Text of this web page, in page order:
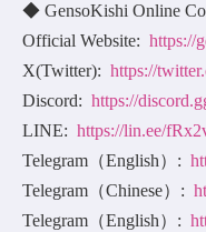
◆ GensoKishi Online
Official Website: https://
X(Twitter): https://
Discord: https://
LINE: https://lin.ee/
Telegram（English）:
Telegram（Chinese）:
Telegram（English）: